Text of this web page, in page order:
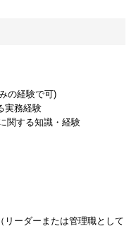
の経験で可)
実務経験
関する知識・経験
リーダーまたは管理職として